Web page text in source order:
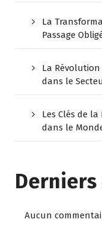
La
Passage
La
dans le
Les Clés de
dans le
Aucun